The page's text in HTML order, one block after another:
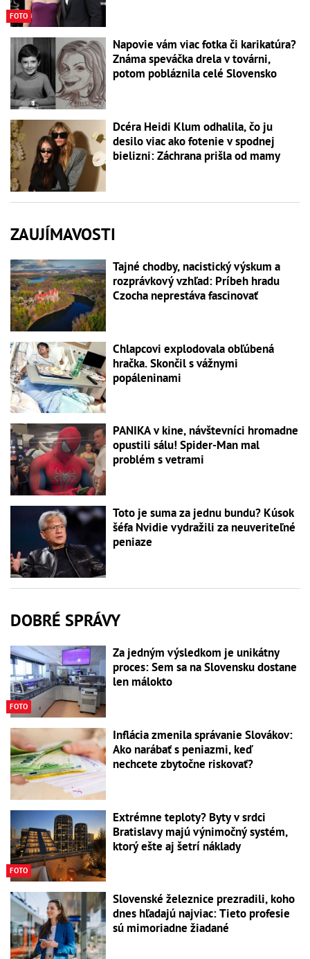
FOTO
Napovie vám viac fotka či karikatúra?
Známa speváčka drela v továrni,
potom pobláznila celé Slovensko
Dcéra Heidi Klum odhalila, čo ju
desilo viac ako fotenie v spodnej
bielizni: Záchrana prišla od mamy
ZAUJÍMAVOSTI
Tajné chodby, nacistický výskum a
rozprávkový vzhľad: Príbeh hradu
Czocha neprestáva fascinovať
Chlapcovi explodovala obľúbená
hračka. Skončil s vážnymi
popáleninami
PANIKA v kine, návštevníci hromadne
opustili sálu! Spider-Man mal
problém s vetrami
Toto je suma za jednu bundu? Kúsok
šéfa Nvidie vydražili za neuveriteľné
peniaze
DOBRÉ SPRÁVY
FOTO
Za jedným výsledkom je unikátny
proces: Sem sa na Slovensku dostane
len málokto
Inflácia zmenila správanie Slovákov:
Ako narábať s peniazmi, keď
nechcete zbytočne riskovať?
FOTO
Extrémne teploty? Byty v srdci
Bratislavy majú výnimočný systém,
ktorý ešte aj šetrí náklady
Slovenské železnice prezradili, koho
dnes hľadajú najviac: Tieto profesie
sú mimoriadne žiadané